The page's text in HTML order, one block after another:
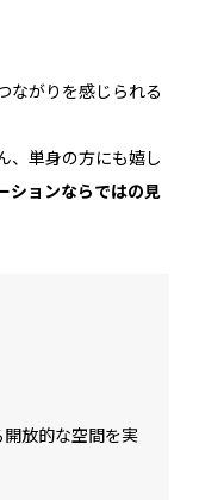
ながりを感じられる
、単身の方にも嬉し
ションならではの見
放的な空間を実